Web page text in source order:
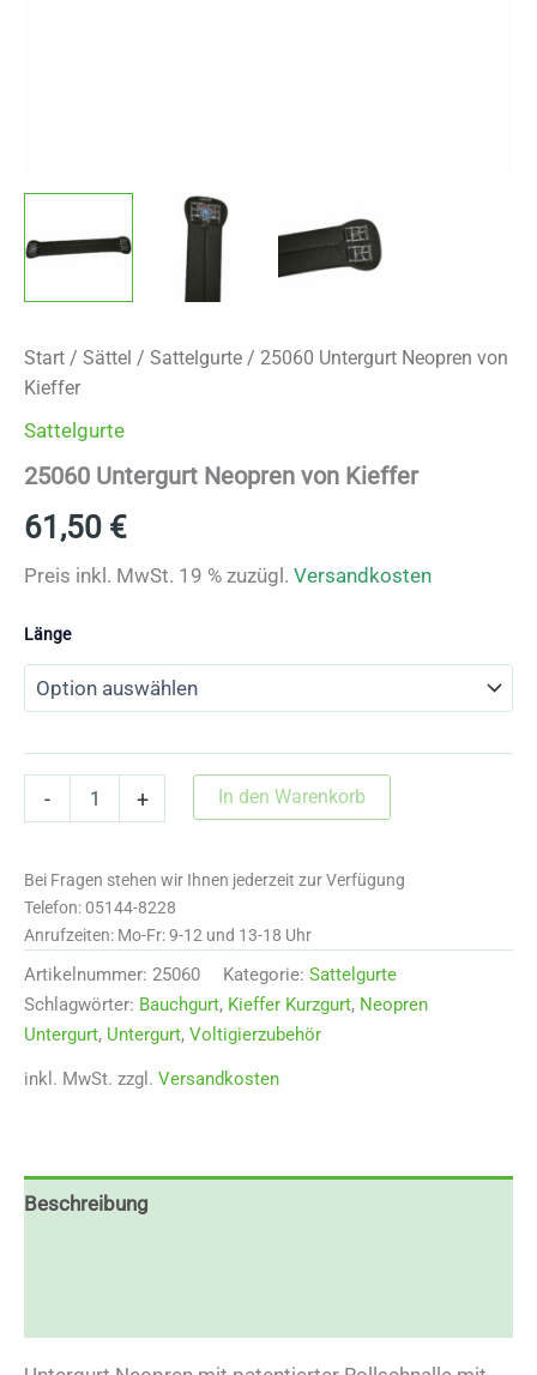
Start / Sättel / Sattelgurte / 25060 Untergurt Neopren von
Kieffer
Sattelgurte
25060 Untergurt Neopren von Kieffer
61,50 €
Preis inkl. MwSt. 19 % zuzügl. Versandkosten
Länge
-
Kieffer
Menge
+ In den Warenkorb
Bei Fragen stehen wir Ihnen jederzeit zur Verfügung
Telefon: 05144-8228
Anrufzeiten: Mo-Fr: 9-12 und 13-18 Uhr
Artikelnummer: 25060 Kategorie: Sattelgurte
Schlagwörter: Bauchgurt, Kieffer Kurzgurt, Neopren
Untergurt, Untergurt, Voltigierzubehör
inkl. MwSt. zzgl. Versandkosten
Beschreibung